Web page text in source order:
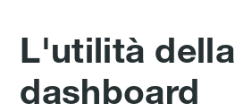
L'utilità della
dashboard